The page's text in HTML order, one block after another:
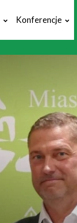
Konferencje